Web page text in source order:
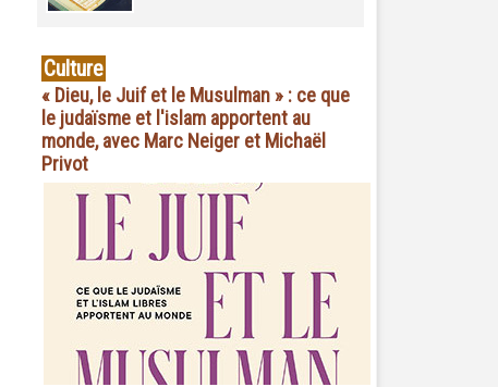
Culture
« Dieu, le Juif et le Musulman » : ce que
le judaïsme et l'islam apportent au
monde, avec Marc Neiger et Michaël
Privot